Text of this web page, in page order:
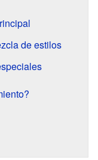
de estilos